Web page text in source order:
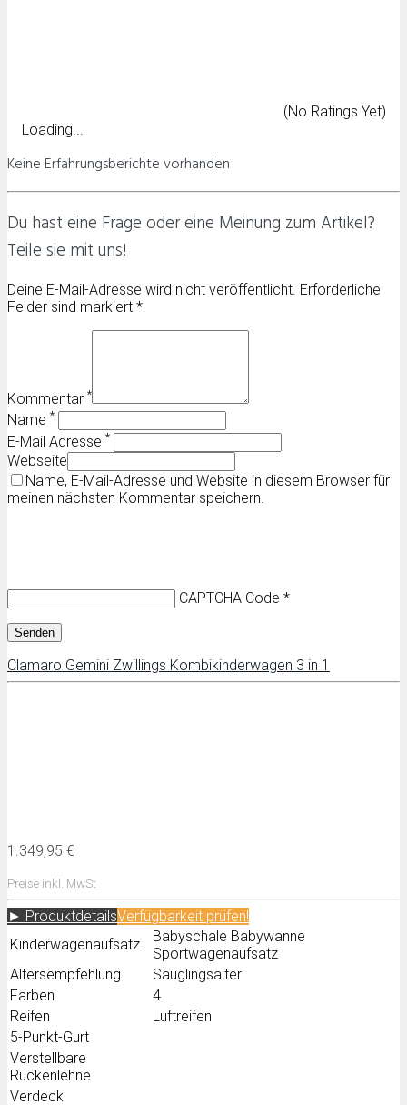
(No Ratings Yet)
Loading...
Keine Erfahrungsberichte vorhanden
Du hast eine Frage oder eine Meinung zum Artikel?
Teile sie mit uns!
Deine E-Mail-Adresse wird nicht veröffentlicht. Erforderliche
Felder sind markiert *
Kommentar *
Name *
E-Mail Adresse *
Webseite
Name, E-Mail-Adresse und Website in diesem Browser für
meinen nächsten Kommentar speichern.
CAPTCHA Code *
Clamaro Gemini Zwillings Kombikinderwagen 3 in 1
1.349,95 €
Preise inkl. MwSt
► ProduktdetailsVerfügbarkeit prüfen!
Kinderwagenaufsatz
Babyschale Babywanne
Sportwagenaufsatz
Altersempfehlung
Säuglingsalter
Farben
4
Reifen
Luftreifen
5-Punkt-Gurt
Verstellbare
Rückenlehne
Verdeck